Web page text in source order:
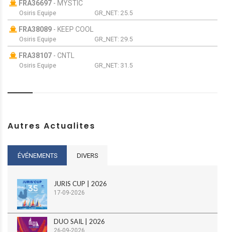
FRA36697 - MYSTIC
Osiris Equipe GR_NET: 25.5
FRA38089 - KEEP COOL
Osiris Equipe GR_NET: 29.5
FRA38107 - CNTL
Osiris Equipe GR_NET: 31.5
Osiris Equipe
Osiris Equipe
FRA773 j8-
Autres Actualites
ÉVÉNEMENTS DIVERS
JURIS CUP | 2026
17-09-2026
DUO SAIL | 2026
26-09-2026